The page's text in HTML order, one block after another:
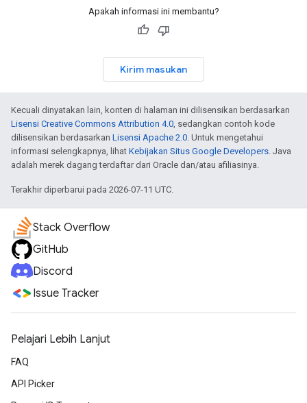
Apakah informasi ini membantu?
Kirim masukan
Kecuali dinyatakan lain, konten di halaman ini dilisensikan berdasarkan
Lisensi Creative Commons Attribution 4.0, sedangkan contoh kode
dilisensikan berdasarkan Lisensi Apache 2.0. Untuk mengetahui
informasi selengkapnya, lihat Kebijakan Situs Google Developers. Java
adalah merek dagang terdaftar dari Oracle dan/atau afiliasinya.
Terakhir diperbarui pada 2026-07-11 UTC.
Stack Overflow
GitHub
Discord
Issue Tracker
Pelajari Lebih Lanjut
FAQ
API Picker